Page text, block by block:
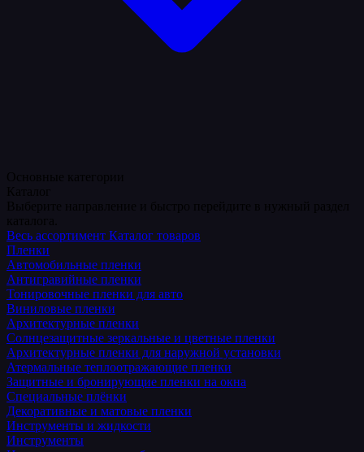
Весь ассортимент Каталог товаров
Пленки
Автомобильные пленки
Антигравийные пленки
Тонировочные пленки для авто
Виниловые пленки
Архитектурные пленки
Солнцезащитные зеркальные и цветные пленки
Архитектурные пленки для наружной установки
Атермальные теплоотражающие пленки
Защитные и бронирующие пленки на окна
Специальные плёнки
Декоративные и матовые пленки
Инструменты и жидкости
Инструменты